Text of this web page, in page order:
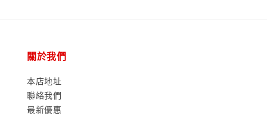
關於我們
本店地址
聯絡我們
最新優惠